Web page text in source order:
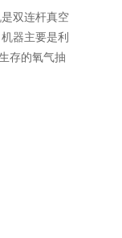
双连杆真空
器主要是利
存的氧气抽